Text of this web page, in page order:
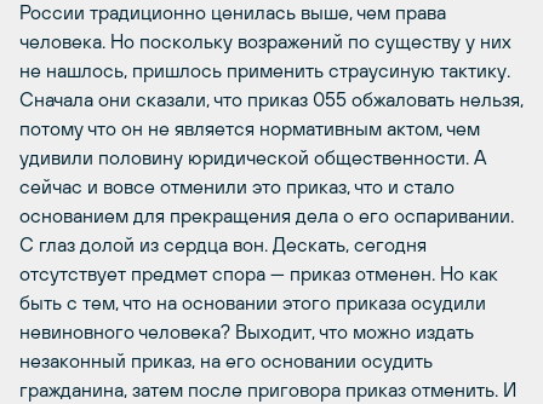
России традиционно ценилась выше, чем права
человека. Но поскольку возражений по существу у них
не нашлось, пришлось применить страусиную тактику.
Сначала они сказали, что приказ 055 обжаловать нельзя,
потому что он не является нормативным актом, чем
удивили половину юридической общественности. А
сейчас и вовсе отменили это приказ, что и стало
основанием для прекращения дела о его оспаривании.
С глаз долой из сердца вон. Дескать, сегодня
отсутствует предмет спора — приказ отменен. Но как
быть с тем, что на основании этого приказа осудили
невиновного человека? Выходит, что можно издать
незаконный приказ, на его основании осудить
гражданина, затем после приговора приказ отменить. И